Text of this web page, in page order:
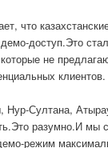
что
доступ.Это
не
клиентов.
Нур-Султана,
разумно.И мы
режим